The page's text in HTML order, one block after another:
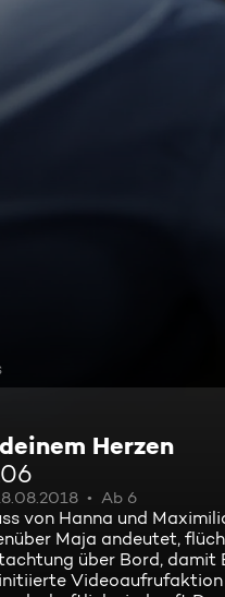
Herzen
Ab 6
von Hanna und
Maja andeutet,
über Bord, damit